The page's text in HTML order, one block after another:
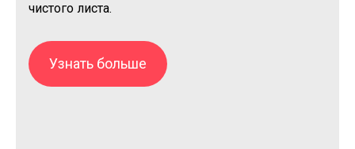
чистого листа.
Узнать больше